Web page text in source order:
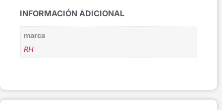
INFORMACIÓN ADICIONAL
marca
RH